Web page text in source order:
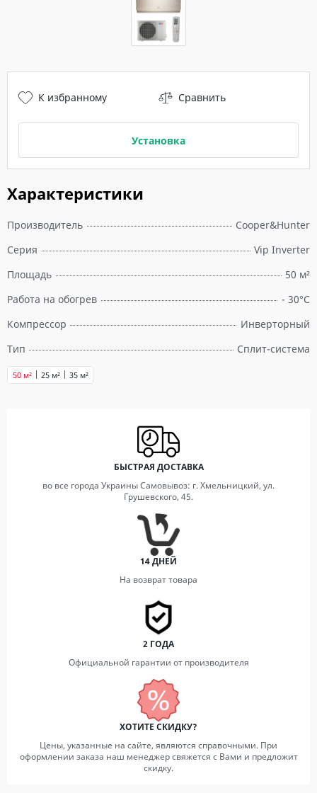
Характеристики
Производитель
Cooper&Hunter
Серия
Vip Inverter
Площадь
50 м²
Работа на обогрев
- 30°C
Компрессор
Инверторный
Тип
Сплит-система
25 м² 35 м²
50 м²
К избранному Сравнить
Установка
БЫСТРАЯ ДОСТАВКА
во все города Украины Самовывоз: г. Хмельницкий, ул.
Грушевского, 45.
14 ДНЕЙ
На возврат товара
2 ГОДА
Официальной гарантии от производителя
ХОТИТЕ СКИДКУ?
Цены, указанные на сайте, являются справочными. При
оформлении заказа наш менеджер свяжется с Вами и предложит
скидку.